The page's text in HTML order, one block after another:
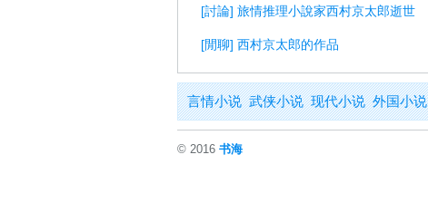
[討論] 旅情推理小說家西村京太郎逝世
[閒聊] 西村京太郎的作品
言情小说 武侠小说 现代小说 外国小说
© 2016 书海